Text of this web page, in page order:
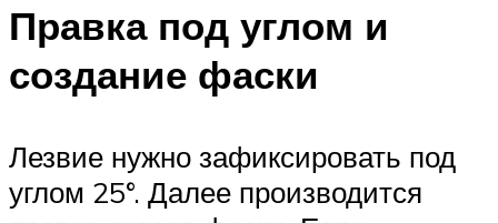
Правка под углом и
создание фаски
Лезвие нужно зафиксировать под
углом 25°. Далее производится